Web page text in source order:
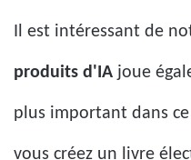
Il est intéressant de
produits d'IA joue
plus important dans
vous créez un livre